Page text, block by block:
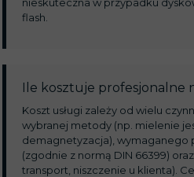
flash.
Ile kosztuje profesjonalne
Koszt usługi zależy od wielu
wybranej metody (np. mielenie
demagnetyzacja), wymaganego
(zgodnie z normą DIN 66399)
transport, niszczenie u klienta).